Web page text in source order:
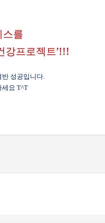
스를
강프로젝트’!!!
반 성공입니다.
세요 T^T